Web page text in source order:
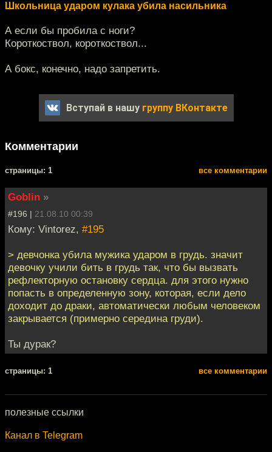
Школьница ударом кулака убила насильника
А если бы пробила с ноги?
Короткоствол, короткоствол...
А бокс, конечно, надо запретить.
Вступай в нашу группу ВКонтакте
Комментарии
cтраницы: 1 все комментарии
Goblin »
#196 | 21.08.10 00:39
Кому: Vintorez, #195
> девчонка убила мужика ударом в грудь. значит
девочку учили бить в грудь так, что бы вызвать
рефлекторную остановку сердца. для этого нужно
попасть в определенную зону, которая, если дело
доходит до драки, автоматически любым человеком
закрывается (примерно середина груди).
Ты дурак?
cтраницы: 1 все комментарии
полезные ссылки
Канал в Telegram